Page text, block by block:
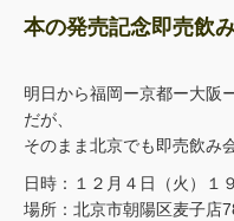
本の発売記念即売飲
明日から福岡ー京都ー大阪
だが、
そのまま北京でも即売飲み
日時：１２月４日（火）１
場所：北京市朝陽区麦子店